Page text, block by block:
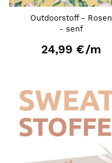
Outdoorstoff - Rosen
- senf
24,99 €/m